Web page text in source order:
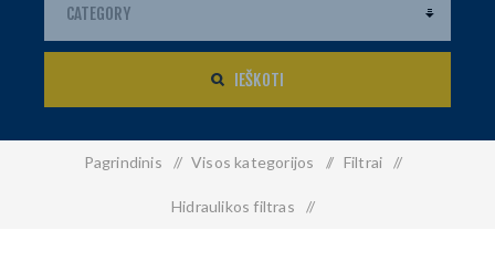
IEŠKOTI
Pagrindinis / Visos kategorijos / Filtrai /
Hidraulikos filtras /